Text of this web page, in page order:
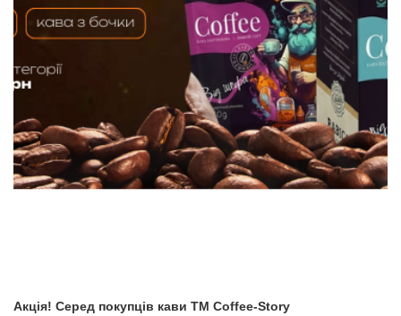
Оплата и доставка
Акции
Статьи
RU | UA +38 (068) 48 27 286
Акція! Серед покупців кави ТМ Coffee-Story